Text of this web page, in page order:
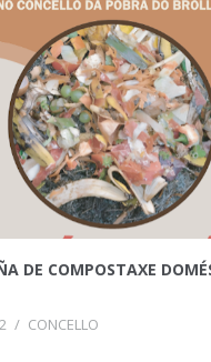
DE COMPOSTAXE
/ CONCELLO